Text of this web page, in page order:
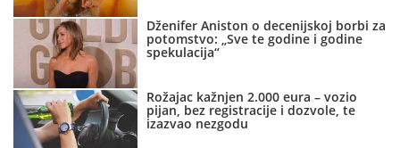
Dženifer Aniston o decenijskoj borbi za
potomstvo: „Sve te godine i godine
spekulacija“
Rožajac kažnjen 2.000 eura – vozio
pijan, bez registracije i dozvole, te
izazvao nezgodu